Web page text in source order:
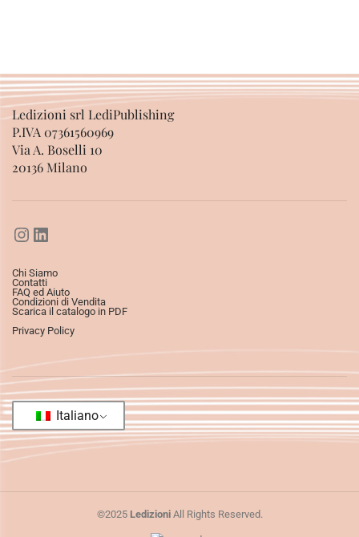
Ledizioni srl LediPublishing
P.IVA 07361560969
Via A. Boselli 10
20136 Milano
Chi Siamo
Contatti
FAQ ed Aiuto
Condizioni di Vendita
Scarica il catalogo in PDF
Privacy Policy
Italiano
©2025 LedizioniAll Rights Reserved.